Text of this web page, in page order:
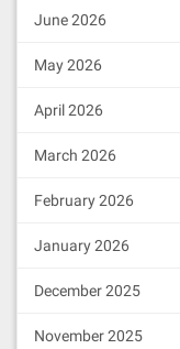
June 2026
May 2026
April 2026
March 2026
February 2026
January 2026
December 2025
November 2025